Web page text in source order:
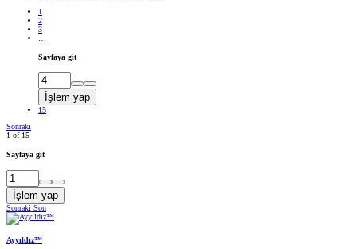
1
2
3
Sayfaya git
İşlem yap
15
Sonraki
1 of 15
Sayfaya git
İşlem yap
Sonraki Son
Ayyıldız™